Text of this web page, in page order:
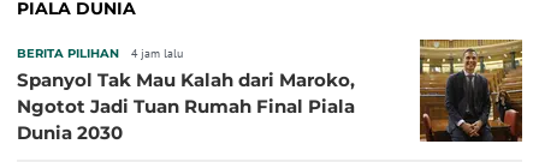
PIALA DUNIA
BERITA PILIHAN 4 jam lalu
Spanyol Tak Mau Kalah dari Maroko,
Ngotot Jadi Tuan Rumah Final Piala
Dunia 2030